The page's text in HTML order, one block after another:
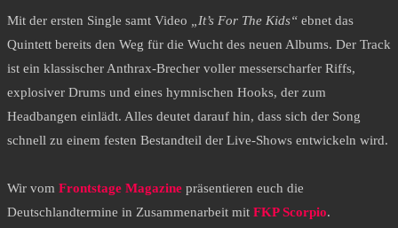
Mit der ersten Single samt Video „It’s For The Kids“ ebnet das
Quintett bereits den Weg für die Wucht des neuen Albums. Der Track
ist ein klassischer Anthrax-Brecher voller messerscharfer Riffs,
explosiver Drums und eines hymnischen Hooks, der zum
Headbangen einlädt. Alles deutet darauf hin, dass sich der Song
schnell zu einem festen Bestandteil der Live-Shows entwickeln wird.
Wir vom Frontstage Magazine präsentieren euch die
Deutschlandtermine in Zusammenarbeit mit FKP Scorpio.